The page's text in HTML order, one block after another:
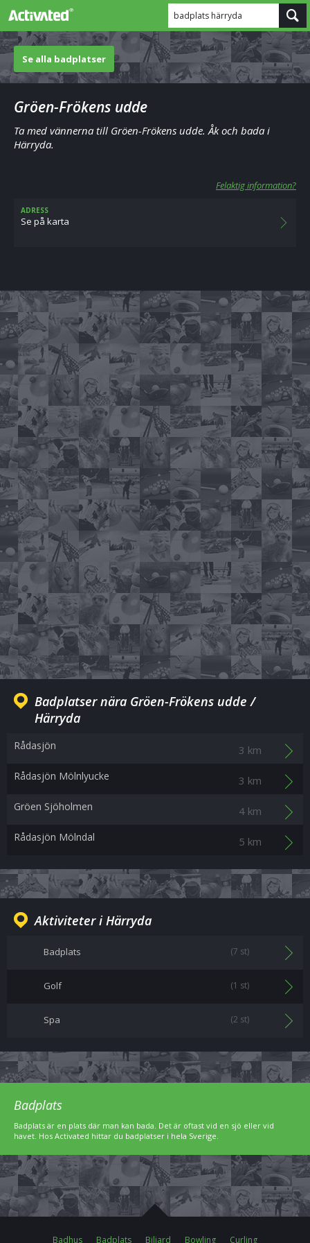
badplats härryda
Se alla badplatser
Gröen-Frökens udde
Ta med vännerna till Gröen-Frökens udde. Åk och bada i
Härryda.
Felaktig information?
ADRESS
Se på karta
Badplatser nära Gröen-Frökens udde /
Härryda
Rådasjön 3 km
Rådasjön Mölnlyucke 3 km
Gröen Sjöholmen 4 km
Rådasjön Mölndal 5 km
Aktiviteter i Härryda
Badplats (7 st)
Golf (1 st)
Spa (2 st)
Badplats
Badplats är en plats där man kan bada. Det är oftast vid en sjö eller vid
havet. Hos Activated hittar du badplatser i hela Sverige.
Badhus Badplats Biljard Bowling Curling